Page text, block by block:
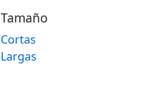
Tamaño
Cortas
Largas